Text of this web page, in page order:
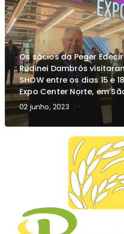
Os sócios da Peger
Rudinei Dambrós
SHOW entre os dias 15 e
Expo Center Norte, em
02 junho, 2023